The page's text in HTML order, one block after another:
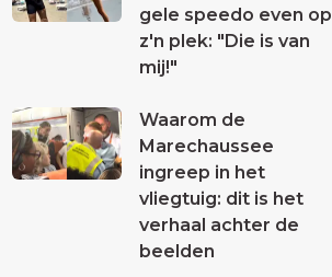
gele speedo even op
z'n plek: "Die is van
mij!"
Waarom de
Marechaussee
ingreep in het
vliegtuig: dit is het
verhaal achter de
beelden